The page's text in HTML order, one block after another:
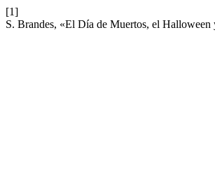
[1]
S. Brandes, «El Día de Muertos, el